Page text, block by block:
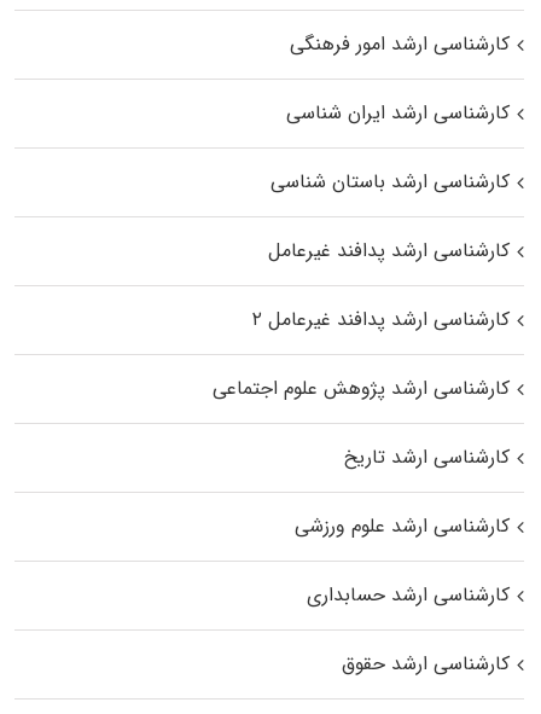
کارشناسی ارشد امور فرهنگی
کارشناسی ارشد ایران شناسی
کارشناسی ارشد باستان شناسی
کارشناسی ارشد پدافند غیرعامل
کارشناسی ارشد پدافند غیرعامل ۲
کارشناسی ارشد پژوهش علوم اجتماعی
کارشناسی ارشد تاریخ
کارشناسی ارشد علوم ورزشی
کارشناسی ارشد حسابداری
کارشناسی ارشد حقوق